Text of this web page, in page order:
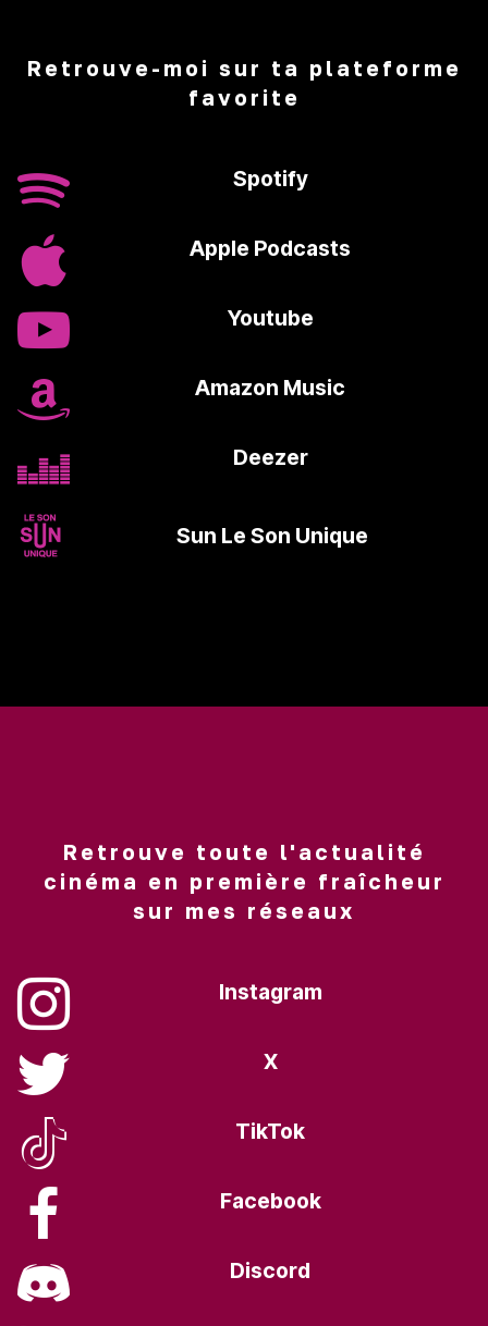
Retrouve-moi sur ta plateforme
favorite
Spotify
Apple Podcasts
Youtube
Amazon Music
Deezer
Sun Le Son Unique
Retrouve toute l'actualité
cinéma en première fraîcheur
sur mes réseaux
Instagram
X
TikTok
Facebook
Discord